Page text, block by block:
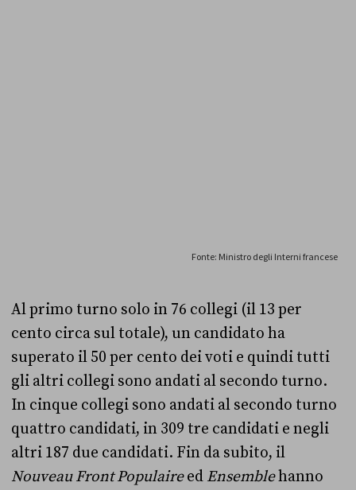
Al primo turno solo in 76 collegi (il 13 per
cento circa sul totale), un candidato ha
superato il 50 per cento dei voti e quindi tutti
gli altri collegi sono andati al secondo turno.
In cinque collegi sono andati al secondo turno
quattro candidati, in 309 tre candidati e negli
altri 187 due candidati. Fin da subito, il
Nouveau Front Populaireed Ensemblehanno